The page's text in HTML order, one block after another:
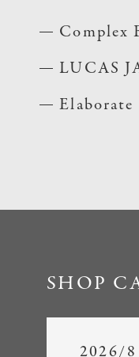
Complex
LUCAS
Elaborate
SHOP
2026/8